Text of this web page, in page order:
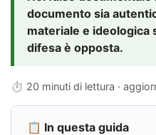
documento sia
materiale e ideologica
difesa è opposta.
⏱ 20 minuti di lettura ·
📋 In questa guida